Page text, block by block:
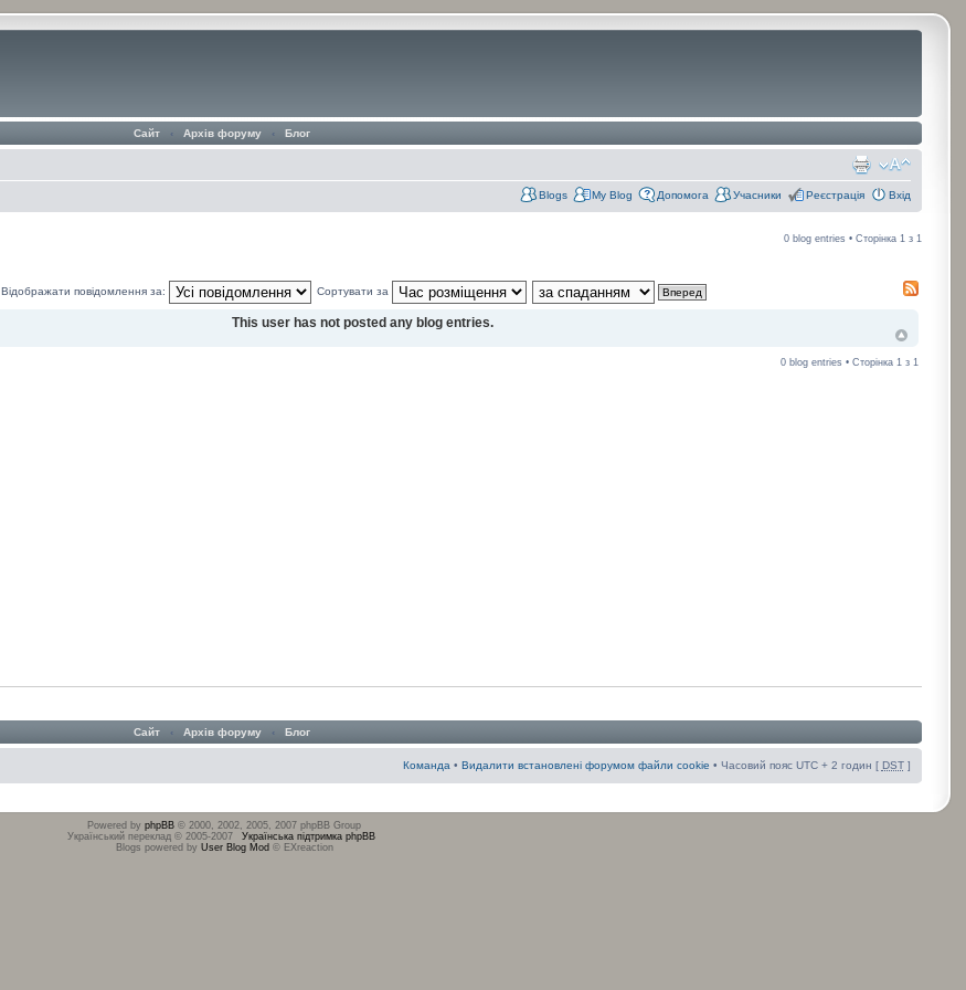
Сайт ‹ Архів форуму ‹ Блог
Blogs My Blog Допомога Учасники Реєстрація Вхід
0 blog entries • Сторінка 1з 1
Відображати повідомлення за: Сортувати за
This user has not posted any blog entries.
0 blog entries • Сторінка1 з1
Сайт ‹ Архів форуму ‹ Блог
Команда • Видалити встановлені форумом файли cookie • Часовий пояс UTC + 2 годин [ DST]
Powered by phpBB © 2000, 2002, 2005, 2007 phpBB Group
Український переклад © 2005-2007
Українська підтримка phpBB
Blogs powered by User Blog Mod © EXreaction